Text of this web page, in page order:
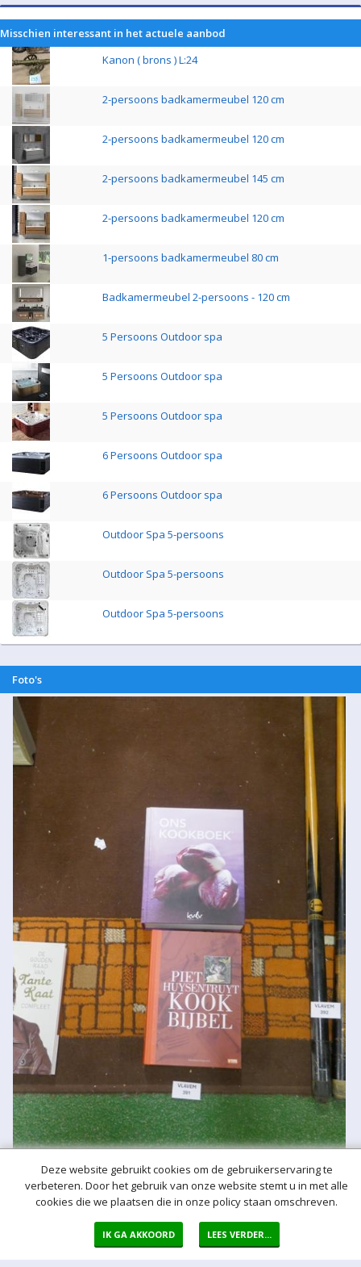
Misschien interessant in het actuele aanbod
Kanon ( brons ) L:24
2-persoons badkamermeubel 120 cm
2-persoons badkamermeubel 120 cm
2-persoons badkamermeubel 145 cm
2-persoons badkamermeubel 120 cm
1-persoons badkamermeubel 80 cm
Badkamermeubel 2-persoons - 120 cm
5 Persoons Outdoor spa
5 Persoons Outdoor spa
5 Persoons Outdoor spa
6 Persoons Outdoor spa
6 Persoons Outdoor spa
Outdoor Spa 5-persoons
Outdoor Spa 5-persoons
Outdoor Spa 5-persoons
Foto's
Meer hulp bij het bieden
Deze website gebruikt cookies om de gebruikerservaring te
verbeteren. Door het gebruik van onze website stemt u in met alle
cookies die we plaatsen die in onze policy staan omschreven.
IK GA AKKOORD LEES VERDER...